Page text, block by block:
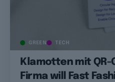
GREEN TECH
Klamotten mit QR-
Firma will Fast